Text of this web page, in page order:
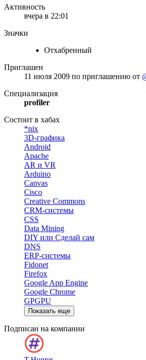
Активность
вчера в 22:01
Значки
Отхабренный
Приглашен
11 июля 2009 по приглашению от
Специализация
profiler
Состоит в хабах
*nix
3D-графика
Android
Apache
AR и VR
Arduino
Canvas
Cisco
Creative Commons
CRM-системы
CSS
Data Mining
DIY или Сделай сам
DNS
ERP-системы
Fidonet
Firefox
Google App Engine
Google Chrome
GPGPU
Показать еще
Подписан на компании